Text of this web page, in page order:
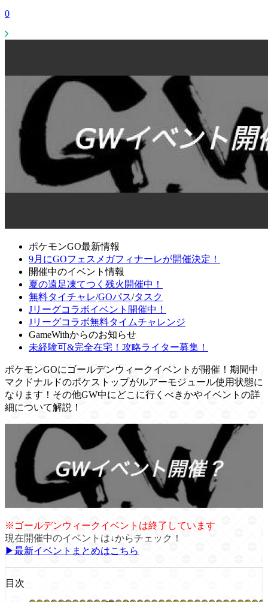
0
ポケモンGO最新情報
9月にGOフェスメガフィナーレが開催決定！
開催中のイベント情報
夏の遠足凍てつく残火開催中！
無料タイチャレ/GOパス/タスク
Jリーグコラボイベント開催中！
Jリーグコラボ無料タイムチャレンジ
GameWithからのお知らせ
未経験可&完全在宅！攻略ライター募集！
ポケモンGOにゴールデンウィークイベントが開催！期間中
マクドナルドのポケストップがルアーモジュール使用状態に
なります！その他GW中にどこに行くべきかやイベントの詳
細について解説！
※ゴールデンウィークイベントは終了しています
現在開催中のイベントは↓からチェック！
▶最新イベントまとめはこちら
目次